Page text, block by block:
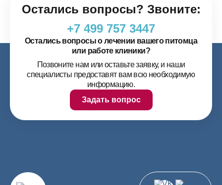
Остались вопросы? Звоните:
+7 499 757 3447
Остались вопросы о лечении вашего питомца
или работе клиники?
Позвоните нам или оставьте заявку, и наши
специалисты предоставят вам всю необходимую
информацию.
Задать вопрос